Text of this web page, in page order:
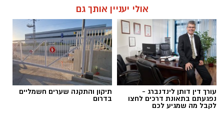
אולי יעניין אותך גם
עורך דין דותן לינדנברג -
נפגעתם בתאונת דרכים לחצו
לקבל מה שמגיע לכם
תיקון והתקנה שערים חשמליים
בדרום